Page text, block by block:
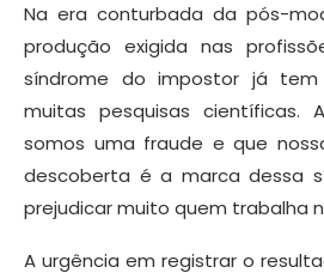
Na era conturbada da pós-
produção exigida nas
síndrome do impostor já
muitas pesquisas científicas.
somos uma fraude e que
descoberta é a marca dessa
prejudicar muito quem trabalha
A urgência em registrar o